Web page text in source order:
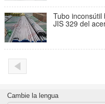
Tubo
JIS 329 del
Cambie la lengua